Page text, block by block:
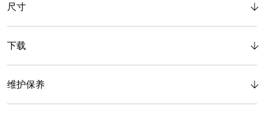
尺寸
下载
维护保养